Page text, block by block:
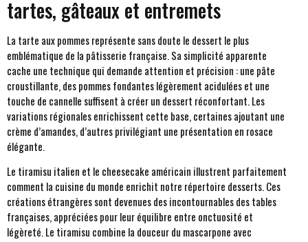
tartes, gâteaux et entremets
La tarte aux pommes représente sans doute le dessert le plus
emblématique de la pâtisserie française. Sa simplicité apparente
cache une technique qui demande attention et précision : une pâte
croustillante, des pommes fondantes légèrement acidulées et une
touche de cannelle suffisent à créer un dessert réconfortant. Les
variations régionales enrichissent cette base, certaines ajoutant une
crème d’amandes, d’autres privilégiant une présentation en rosace
élégante.
Le tiramisu italien et le cheesecake américain illustrent parfaitement
comment la cuisine du monde enrichit notre répertoire desserts. Ces
créations étrangères sont devenues des incontournables des tables
françaises, appréciées pour leur équilibre entre onctuosité et
légèreté. Le tiramisu combine la douceur du mascarpone avec